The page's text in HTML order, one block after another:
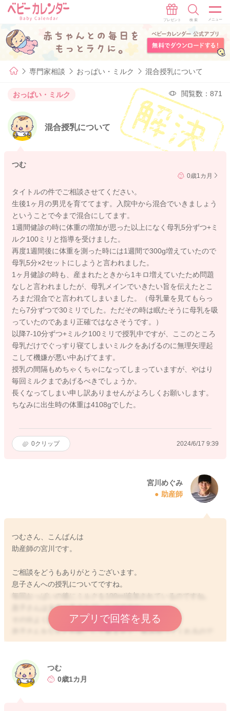
専門家相談 おっぱい・ミルク 混合授乳について
おっぱい・ミルク 閲覧数：871
混合授乳について
つむ
0歳1カ月
タイトルの件でご相談させてください。
生後1ヶ月の男児を育ててます。入院中から混合でいきましょう
ということで今まで混合にしてます。
1週間健診の時に体重の増加が思った以上になく母乳5分ずつ+ミ
ルク100ミリと指導を受けました。
再度1週間後に体重を測った時には1週間で300g増えていたので
母乳5分×2セットにしようと言われました。
1ヶ月健診の時も、産まれたときから1キロ増えていたため問題
なしと言われましたが、母乳メインでいきたい旨を伝えたとこ
ろまだ混合でと言われてしまいました。（母乳量を見てもらっ
たら7分ずつで30ミリでした。ただその時は眠たそうに母乳を吸
っていたのであまり正確ではなさそうです。）
以降7-10分ずつ+ミルク100ミリで授乳中ですが、ここのところ
母乳だけでぐっすり寝てしまいミルクをあげるのに無理矢理起
こして機嫌が悪い中あげてます。
授乳の間隔もめちゃくちゃになってしまっていますが、やはり
毎回ミルクまであげるべきでしょうか。
長くなってしまい申し訳ありませんがよろしくお願いします。
ちなみに出生時の体重は4108gでした。
0クリップ 2024/6/17 9:39
宮川めぐみ
助産師
つむさん、こんばんは
助産師の宮川です。
ご相談をどうもありがとうございます。
息子さんへの授乳についてですね。
毎回おっぱいの後にミルクを100ml追加されているのですね。
息子さんは大きく生まれていたのですね。
その分よく飲んでくれるかなと思います。
息子さんをなんとか起こして飲ませて、飲み切ってくれるので
しょうか？大体どれぐらい飲んでくれますか？
1ヶ月健診の時は、2週目に再度体重を測った時から、日割りで
どれぐらいの増え幅だったでしょうか？
アプリで回答を見る
つむ
0歳1カ月